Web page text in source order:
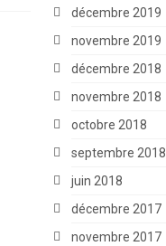
décembre 2019
novembre 2019
décembre 2018
novembre 2018
octobre 2018
septembre 2018
juin 2018
décembre 2017
novembre 2017